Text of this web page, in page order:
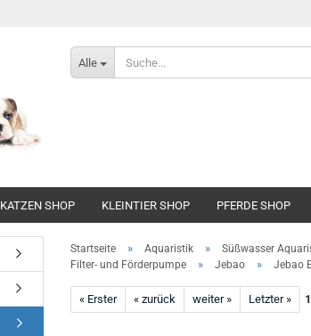
Alle
KATZEN SHOP KLEINTIER SHOP PFERDE SHOP
Startseite » Aquaristik » Süßwasser
Filter- und Förderpumpe » Jebao » Jebao
« Erster « zurück weiter » Letzter »